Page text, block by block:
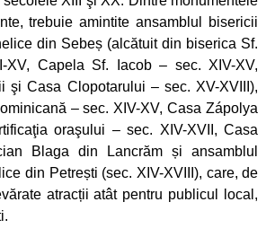
trebuie amintite ansamblul bisericii
din Sebeș (alcătuit din biserica Sf.
XV, Capela Sf. Iacob – sec. XIV-XV,
şi Casa Clopotarului – sec. XV-XVIII),
– sec. XIV-XV, Casa Zápolya
oraşului – sec. XIV-XVII, Casa
Blaga din Lancrăm și ansamblul
din Petrești (sec. XIV-XVIII), care, de
atracții atât pentru publicul local,